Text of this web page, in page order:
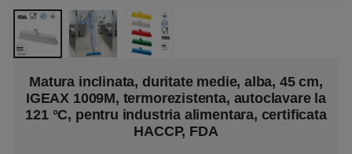
Matura inclinata, duritate medie, alba, 45 cm,
IGEAX 1009M, termorezistenta, autoclavare la
121 °C, pentru industria alimentara, certificata
HACCP, FDA